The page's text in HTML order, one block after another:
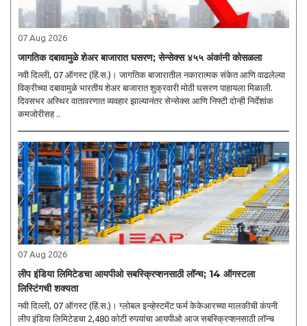
07 Aug 2026
जागतिक दबावामुळे शेअर बाजारात घसरण; सेन्सेक्स ४५५ अंकांनी कोसळला
नवी दिल्ली, 07 ऑगस्ट (हिं.स.)। जागतिक बाजारातील नकारात्मक संकेत आणि वाढलेल्या
विक्रीच्या दबावामुळे भारतीय शेअर बाजारात शुक्रवारी मोठी घसरण पाहायला मिळाली.
दिवसभर अस्थिर वातावरणात व्यवहार झाल्यानंतर सेन्सेक्स आणि निफ्टी दोन्ही निर्देशांक
कमजोरीसह ..
07 Aug 2026
लीप इंडिया लिमिटेडचा आयपीओ सबस्क्रिप्शनसाठी लॉन्च; 14 ऑगस्टला
लिस्टिंगची शक्यता
नवी दिल्ली, 07 ऑगस्ट (हिं.स.)। ग्लोबल इन्व्हेस्टमेंट फर्म केकेआरच्या मालकीची कंपनी
लीप इंडिया लिमिटेडचा 2,480 कोटी रुपयांचा आयपीओ आज सबस्क्रिप्शनसाठी लॉन्च